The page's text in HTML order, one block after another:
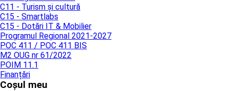
C11 - Turism și cultură
C15 - Smartlabs
C15 - Dotări IT & Mobilier
Programul Regional 2021-2027
POC 411 / POC 411 BIS
M2 OUG nr 61/2022
POIM 11.1
Finanțări
Coșul meu